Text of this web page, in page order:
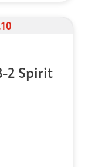
2 Spirit